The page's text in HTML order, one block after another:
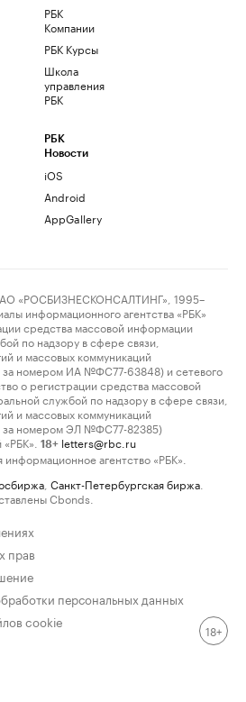
РБК
Компании
РБК Курсы
Школа
управления
РБК
РБК
Новости
iOS
Android
AppGallery
«РОСБИЗНЕСКОНСАЛТИНГ», 1995–
информационного агентства «РБК»
средства массовой информации
по надзору в сфере связи,
и массовых коммуникаций
за номером ИА №ФС77-63848) и сетевого
о регистрации средства массовой
службой по надзору в сфере связи,
и массовых коммуникаций
за номером ЭЛ №ФС77-82385)
18+ letters@rbc.ru
информационное агентство «РБК».
Санкт-Петербургская биржа
Cbonds.
прав
персональных данных
cookie
18+